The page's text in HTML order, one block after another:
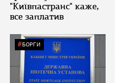
"Київпастранс" каже,
все заплатив
БОРГИ